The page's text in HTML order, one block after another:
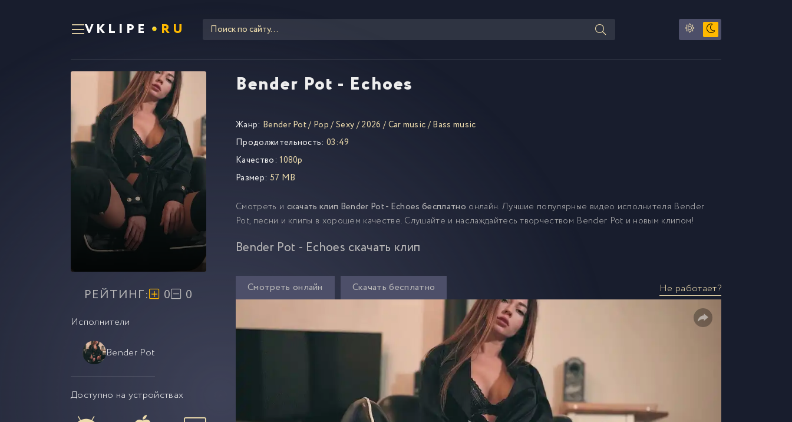
VKLIPE RU
Bender Pot - Echoes
РЕЙТИНГ: 0 0
Исполнители
Bender Pot
Доступно на устройствах
Жанр: Bender Pot/ Pop/Sexy/2026 /Car music/Bass music
Продолжительность: 03:49
Качество: 1080p
Размер: 57 MB
Смотреть и скачать клип Bender Pot - Echoes бесплатно онлайн. Лучшие популярные видео исполнителя Bender
Pot, песни и клипы в хорошем качестве. Слушайте и наслаждайтесь творчеством Bender Pot и новым клипом!
Bender Pot - Echoes скачать клип
Смотреть онлайн Скачать бесплатно Не работает?